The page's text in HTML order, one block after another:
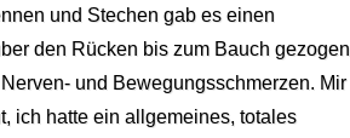
und Stechen gab es einen
den Rücken bis zum Bauch gezogen
und Bewegungsschmerzen. Mir
ich hatte ein allgemeines, totales